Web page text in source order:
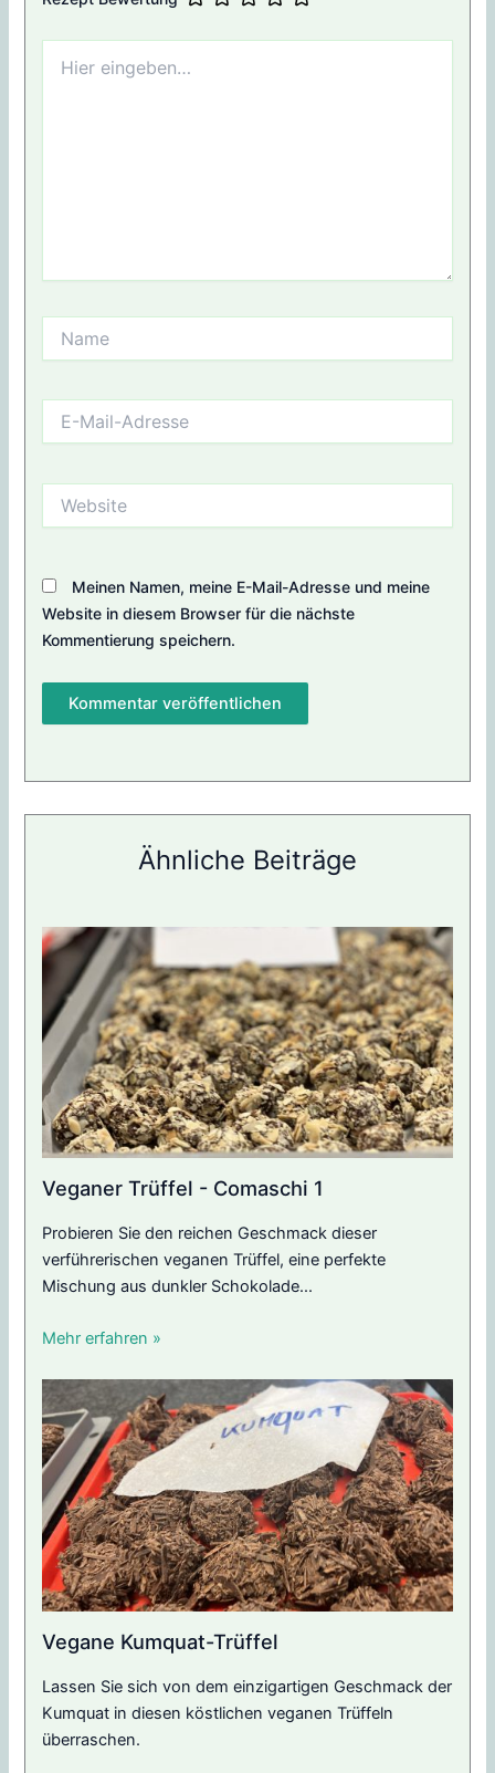
eingeben…
Mail-
Meinen Namen, meine E-Mail-Adresse und meine
Website in diesem Browser für die nächste
Kommentierung speichern.
Ähnliche Beiträge
Veganer Trüffel - Comaschi 1
Probieren Sie den reichen Geschmack dieser
verführerischen veganen Trüffel, eine perfekte
Mischung aus dunkler Schokolade...
Mehr erfahren »
Vegane Kumquat-Trüffel
Lassen Sie sich von dem einzigartigen Geschmack der
Kumquat in diesen köstlichen veganen Trüffeln
überraschen.